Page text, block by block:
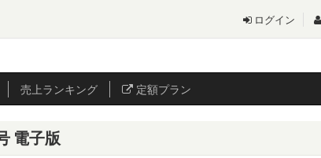
ログイン
売上ランキング 定額プラン
電子版